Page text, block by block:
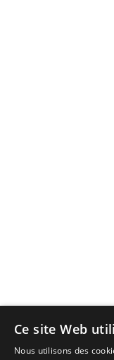
Ce site Web
Nous utilisons des